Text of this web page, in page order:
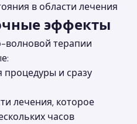
в области лечения
эффекты
терапии
процедуры и сразу
лечения, которое
часов